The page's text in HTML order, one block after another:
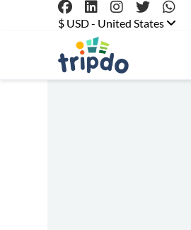
$ USD - United States